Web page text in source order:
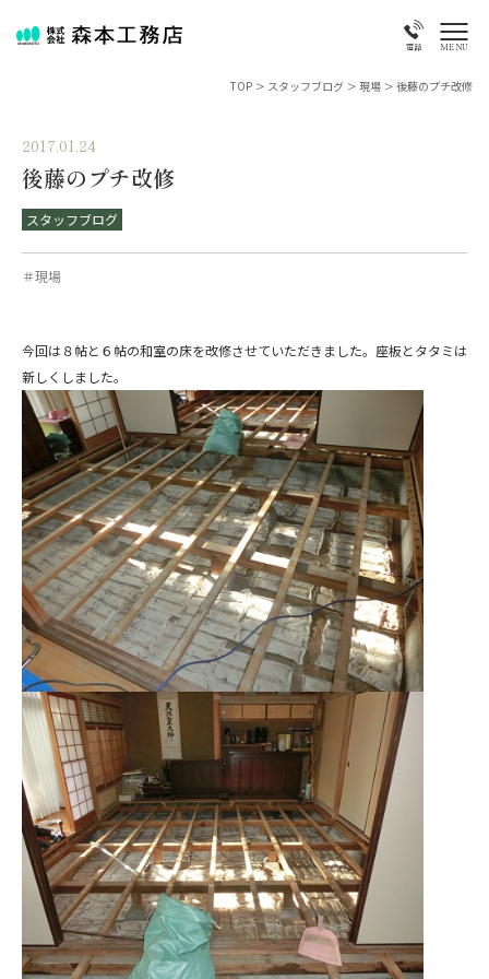
電話 MENU
TOP > スタッフブログ > 現場 > 後藤のプチ改修
2017.01.24
後藤のプチ改修
スタッフブログ
＃現場
今回は８帖と６帖の和室の床を改修させていただきました。座板とタタミは
新しくしました。